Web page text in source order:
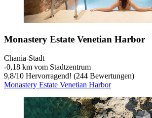
Monastery Estate Venetian Harbor
Chania-Stadt
‐0,18 km vom Stadtzentrum
9,8/10 Hervorragend! (244 Bewertungen)
Monastery Estate Venetian Harbor